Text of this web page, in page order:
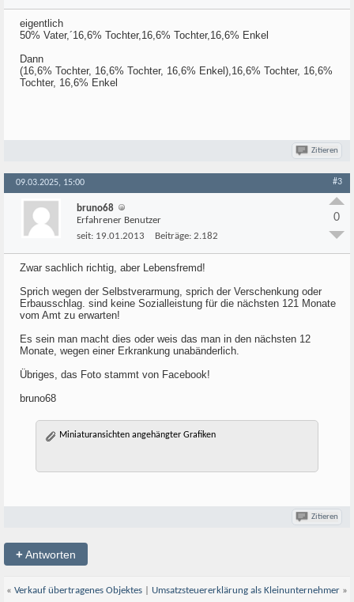
eigentlich
50% Vater,´16,6% Tochter,16,6% Tochter,16,6% Enkel
Dann
(16,6% Tochter, 16,6% Tochter, 16,6% Enkel),16,6% Tochter, 16,6%
Tochter, 16,6% Enkel
Zitieren
09.03.2025, 15:00 #3
bruno68
Erfahrener Benutzer
seit: 19.01.2013 Beiträge: 2.182
0
Zwar sachlich richtig, aber Lebensfremd!
Sprich wegen der Selbstverarmung, sprich der Verschenkung oder
Erbausschlag. sind keine Sozialleistung für die nächsten 121 Monate
vom Amt zu erwarten!
Es sein man macht dies oder weis das man in den nächsten 12
Monate, wegen einer Erkrankung unabänderlich.
Übriges, das Foto stammt von Facebook!
bruno68
Miniaturansichten angehängter Grafiken
Zitieren
+Antworten
« Verkauf übertragenes Objektes Umsatzsteuererklärung als Kleinunternehmer »